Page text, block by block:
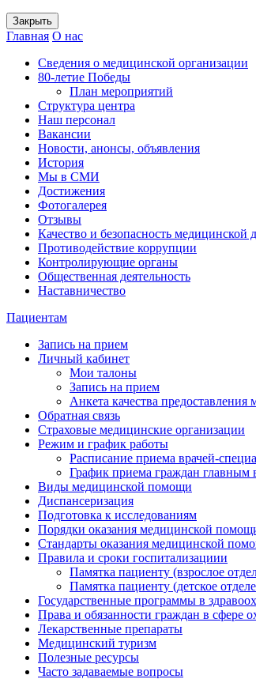
Закрыть
Главная О нас
Сведения о медицинской организации
80-летие Победы
План мероприятий
Структура центра
Наш персонал
Вакансии
Новости, анонсы, объявления
История
Мы в СМИ
Достижения
Фотогалерея
Отзывы
Качество и безопасность медицинской
Противодействие коррупции
Контролирующие органы
Общественная деятельность
Наставничество
Пациентам
Запись на прием
Личный кабинет
Мои талоны
Запись на прием
Анкета качества предоставления
Обратная связь
Страховые медицинские организации
Режим и график работы
Расписание приема врачей-
График приема граждан главным
Виды медицинской помощи
Диспансеризация
Подготовка к исследованиям
Порядки оказания медицинской
Стандарты оказания медицинской
Правила и сроки госпитализациии
Памятка пациенту (взрослое
Памятка пациенту (детское
Государственные программы в
Права и обязанности граждан в сфере
Лекарственные препараты
Медицинский туризм
Полезные ресурсы
Часто задаваемые вопросы